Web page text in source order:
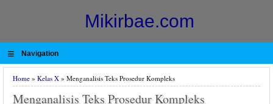
Mikirbae.com
≡ Navigation
Home » Kelas X » Menganalisis Teks Prosedur Kompleks
Menganalisis Teks Prosedur Kompleks